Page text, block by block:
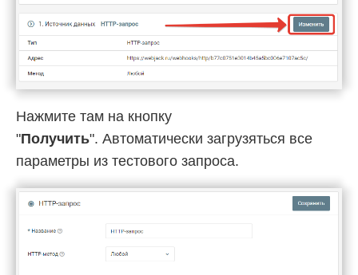
Нажмите там на кнопку
"Получить". Автоматически загрузяться все
параметры из тестового запроса.